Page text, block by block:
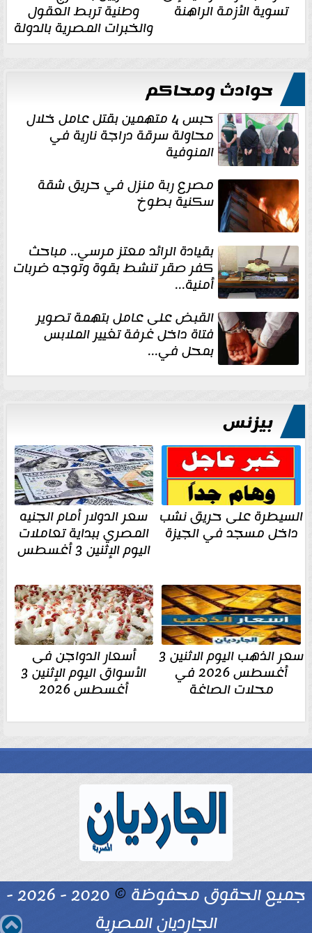
تسوية الأزمة الراهنة وطنية تربط العقول
والخبرات المصرية بالدولة
حوادث ومحاكم
حبس 4 متهمين بقتل عامل خلال
محاولة سرقة دراجة نارية في
المنوفية
مصرع ربة منزل في حريق شقة
سكنية بطوخ
بقيادة الرائد معتز مرسي.. مباحث
كفر صقر تنشط بقوة وتوجه ضربات
أمنية...
القبض على عامل بتهمة تصوير
فتاة داخل غرفة تغيير الملابس
بمحل في...
بيزنس
السيطرة على حريق نشب
داخل مسجد في الجيزة
سعر الدولار أمام الجنيه
المصري ببداية تعاملات
اليوم الإثنين 3 أغسطس
سعر الذهب اليوم الاثنين 3
أغسطس 2026 في
محلات الصاغة
أسعار الدواجن فى
الأسواق اليوم الإثنين 3
أغسطس 2026
جميع الحقوق محفوظة ©
2020 - 2026 -
الجارديان المصرية